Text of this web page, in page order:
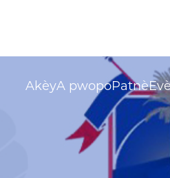
AkèyA pwopoPatnè